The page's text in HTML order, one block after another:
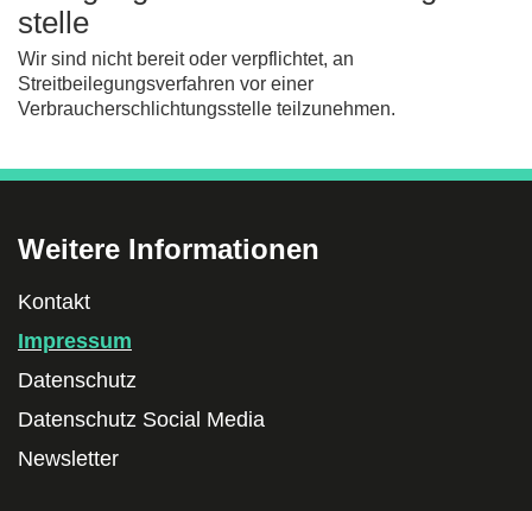
stelle
Wir sind nicht bereit oder verpflichtet, an
Streitbeilegungsverfahren vor einer
Verbraucherschlichtungsstelle teilzunehmen.
Weitere Informationen
Kontakt
Impressum
Datenschutz
Datenschutz Social Media
Newsletter